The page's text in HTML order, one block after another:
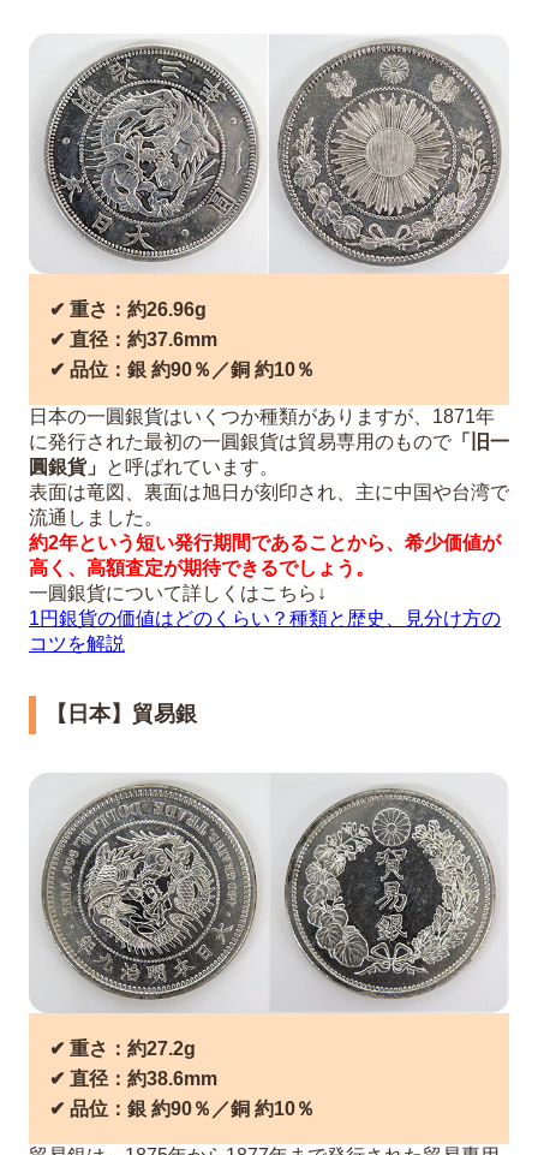
✔︎ 重さ：約26.96g
✔︎ 直径：約37.6mm
✔︎ 品位：銀 約90％／銅 約10％
日本の一圓銀貨はいくつか種類がありますが、1871年
に発行された最初の一圓銀貨は貿易専用のもので 「旧一
圓銀貨」 と呼ばれています。
表面は竜図、裏面は旭日が刻印され、主に中国や台湾で
流通しました。
約2年という短い発行期間であることから、希少価値が
高く、高額査定が期待できるでしょう。
一圓銀貨について詳しくはこちら↓
1円銀貨の価値はどのくらい？種類と歴史、見分け方の
コツを解説
【日本】貿易銀
✔︎ 重さ：約27.2g
✔︎ 直径：約38.6mm
✔︎ 品位：銀 約90％／銅 約10％